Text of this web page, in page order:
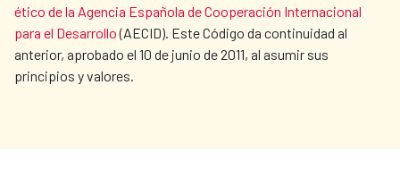
ético de la Agencia Española de Cooperación Internacional
para el Desarrollo(AECID). Este Código da continuidad al
anterior, aprobado el 10 de junio de 2011, al asumir sus
principios y valores.